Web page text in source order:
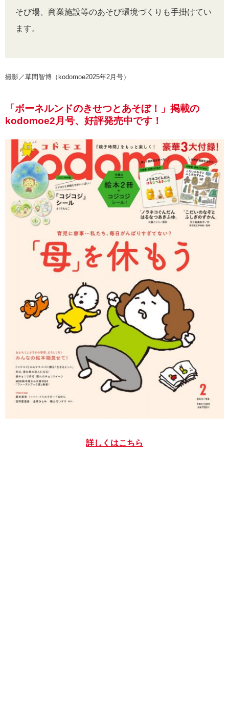
そび場、商業施設等のあそび環境づくりも手掛けてい
ます。
撮影／草間智博（kodomoe2025年2月号）
「ボーネルンドのきせつとあそぼ！」掲載の
kodomoe2月号、好評発売中です！
詳しくはこちら